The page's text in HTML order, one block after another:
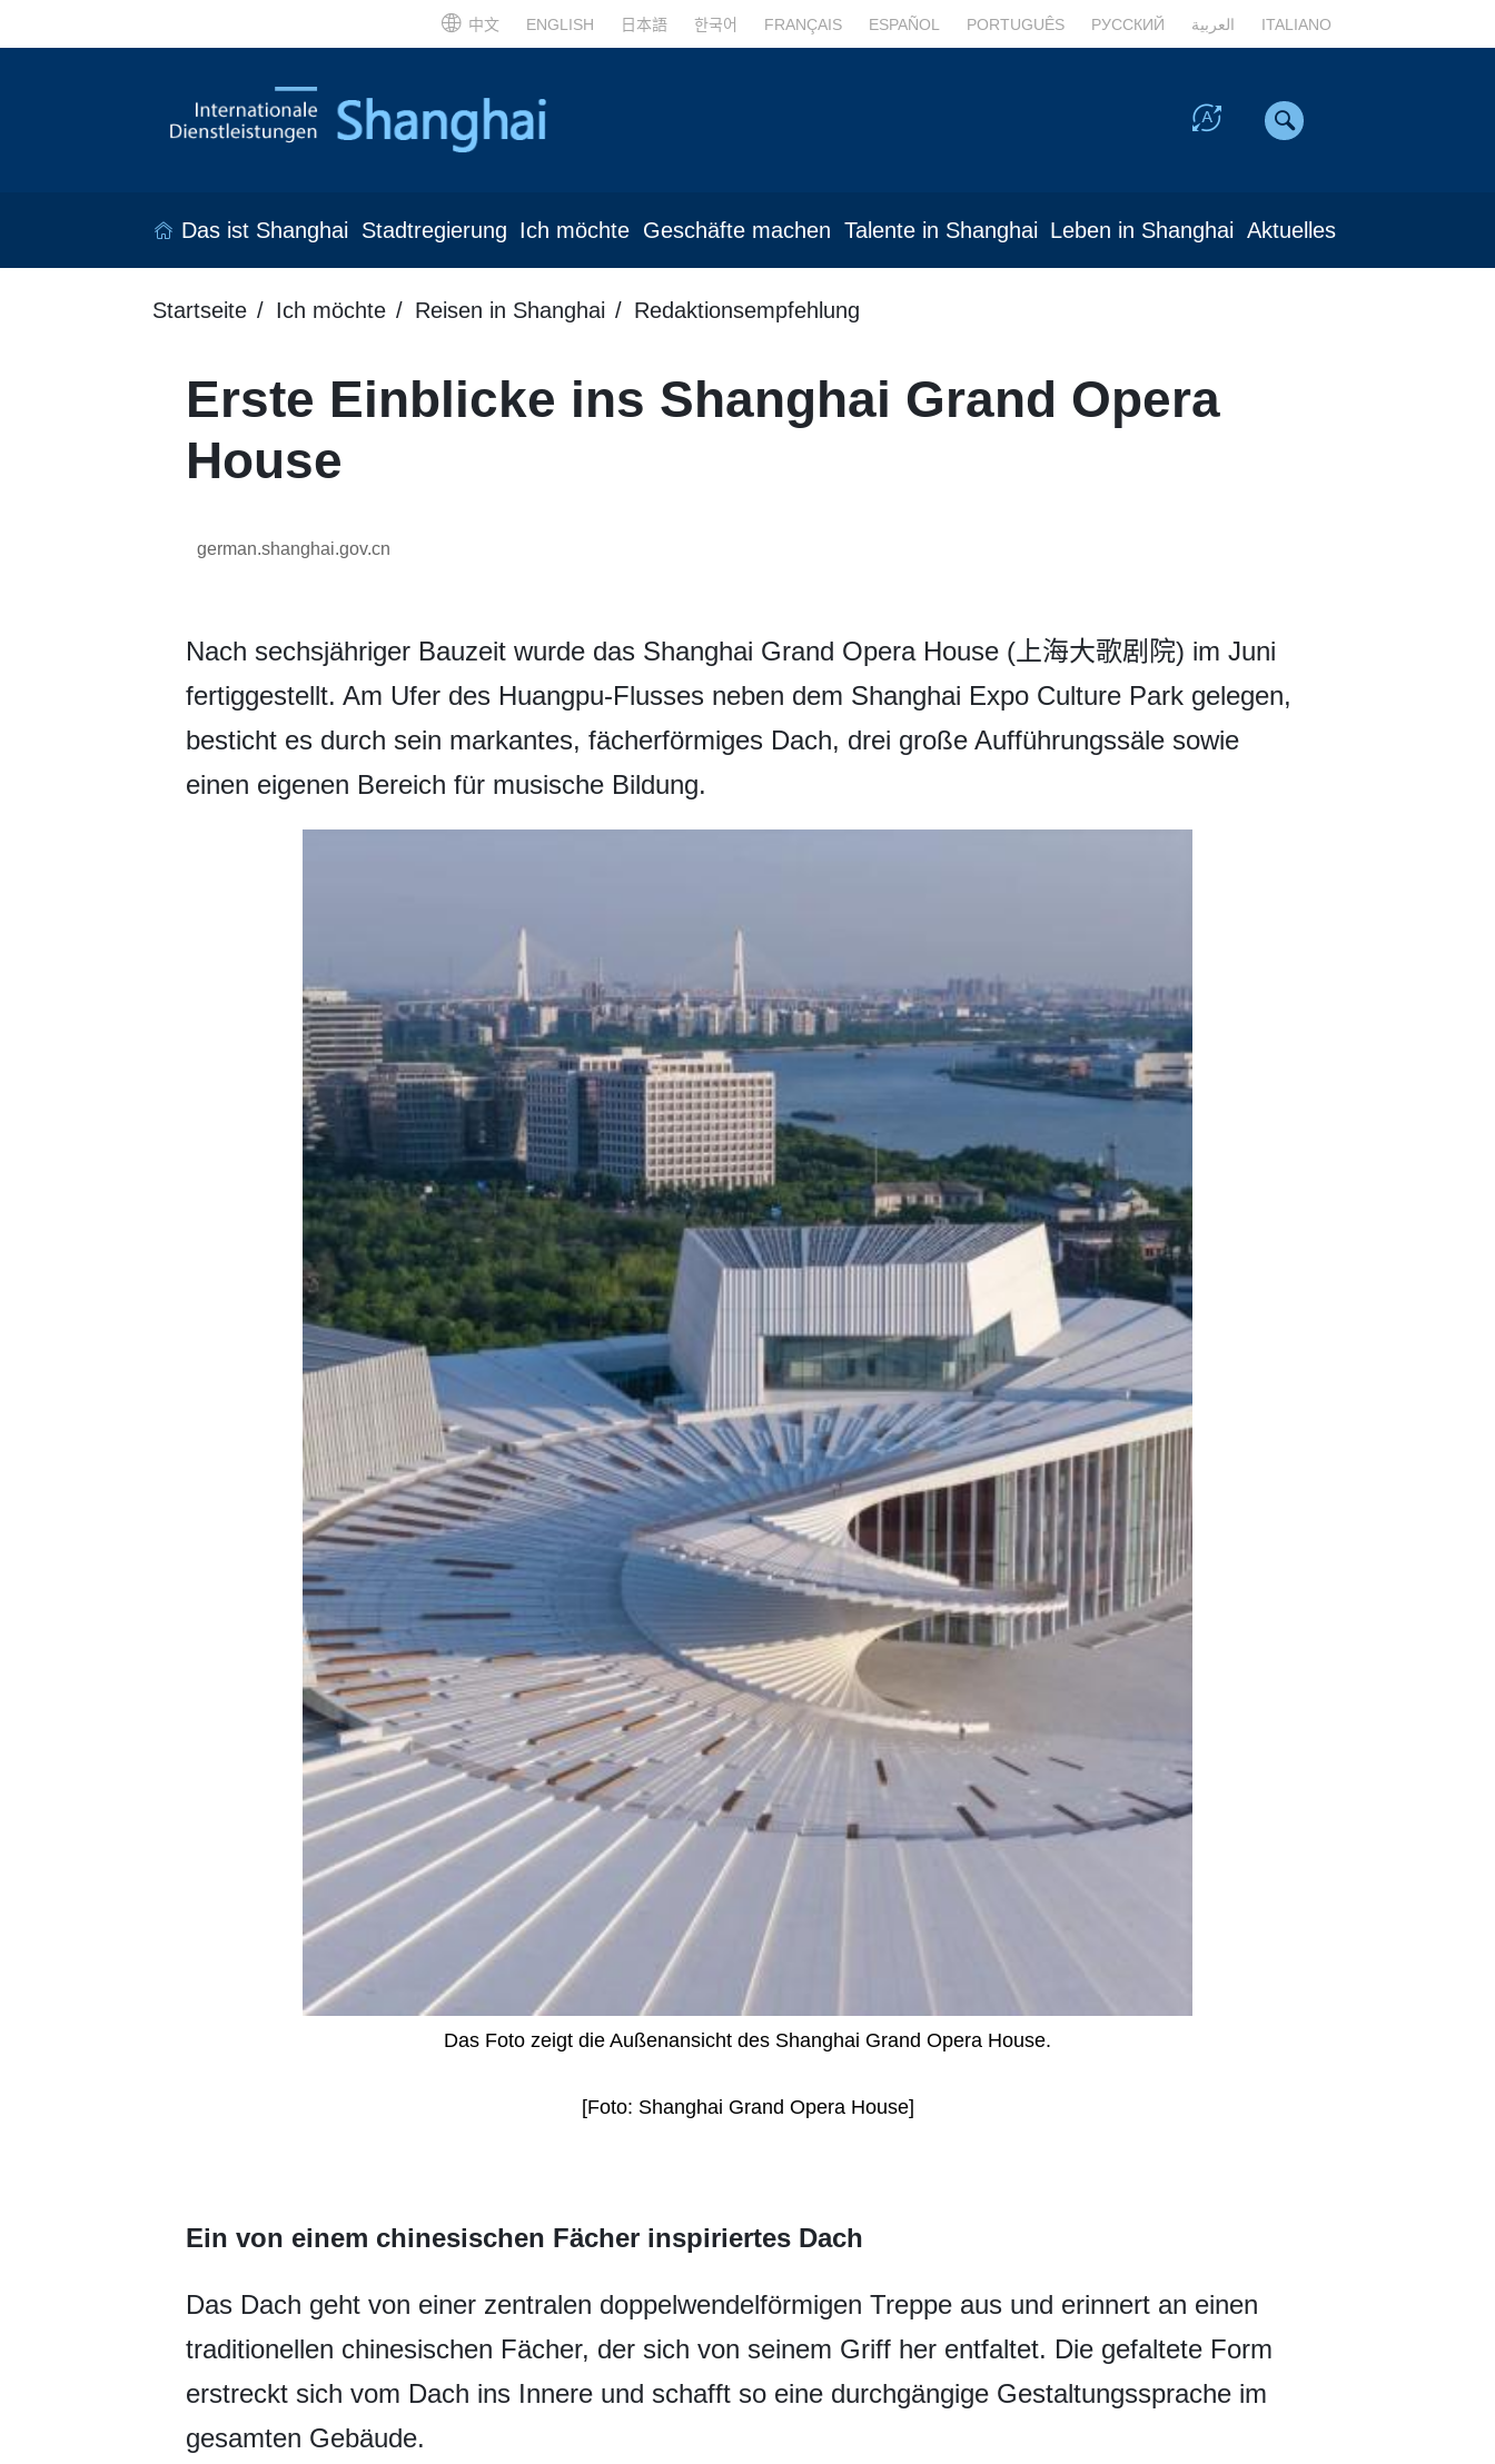
中文 ENGLISH 日本語 한국어 FRANÇAIS ESPAÑOL PORTUGUÊS РУССКИЙ العربية ITALIANO
Das ist Shanghai Stadtregierung Ich möchte Geschäfte machen Talente in Shanghai Leben in Shanghai Aktuelles
Startseite Ich möchte Reisen in Shanghai Redaktionsempfehlung
Erste Einblicke ins Shanghai Grand Opera
House
german.shanghai.gov.cn
Nach sechsjähriger Bauzeit wurde das Shanghai Grand Opera House (上海大歌剧院) im Juni
fertiggestellt. Am Ufer des Huangpu-Flusses neben dem Shanghai Expo Culture Park gelegen,
besticht es durch sein markantes, fächerförmiges Dach, drei große Aufführungssäle sowie
einen eigenen Bereich für musische Bildung.
Das Foto zeigt die Außenansicht des Shanghai Grand Opera House.
[Foto: Shanghai Grand Opera House]
Ein von einem chinesischen Fächer inspiriertes Dach
Das Dach geht von einer zentralen doppelwendelförmigen Treppe aus und erinnert an einen
traditionellen chinesischen Fächer, der sich von seinem Griff her entfaltet. Die gefaltete Form
erstreckt sich vom Dach ins Innere und schafft so eine durchgängige Gestaltungssprache im
gesamten Gebäude.